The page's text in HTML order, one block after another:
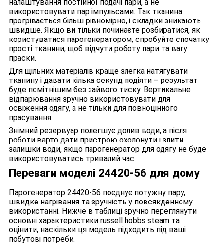
налаштування постійної подачі пари, а не
використовувати пар імпульсами. Так тканина
прогрівається більш рівномірно, і складки зникають
швидше. Якщо ви тільки починаєте розбиратися, як
користуватися парогенератором, спробуйте спочатку
прості тканини, щоб відчути роботу пари та вагу
праски.
Для щільних матеріалів краще злегка натягувати
тканину і давати кілька секунд подіяти – результат
буде помітнішим без зайвого тиску. Вертикальне
відпарювання зручно використовувати для
освіження одягу, а не тільки для повноцінного
прасування.
Знімний резервуар полегшує долив води, а після
роботи варто дати пристрою охолонути і злити
залишки води, якщо парогенератор для одягу не буде
використовуватись тривалий час.
Переваги моделі 24420-56 для дому
Парогенератор 24420-56 поєднує потужну пару,
швидке нагрівання та зручність у повсякденному
використанні. Нижче в таблиці зручно переглянути
основні характеристики russell hobbs steam та
оцінити, наскільки ця модель підходить під ваші
побутові потреби.